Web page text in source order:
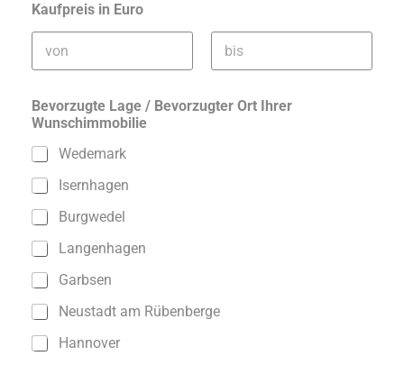
Kaufpreis in Euro
Bevorzugte Lage / Bevorzugter Ort Ihrer
Wunschimmobilie
Wedemark
Isernhagen
Burgwedel
Langenhagen
Garbsen
Neustadt am Rübenberge
Hannover